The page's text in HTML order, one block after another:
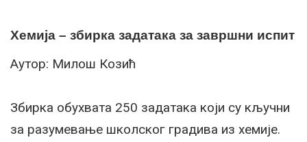
Хемија – збирка задатака за завршни испит
Аутор: Милош Козић
Збирка обухвата 250 задатака који су кључни
за разумевање школског градива из хемије.